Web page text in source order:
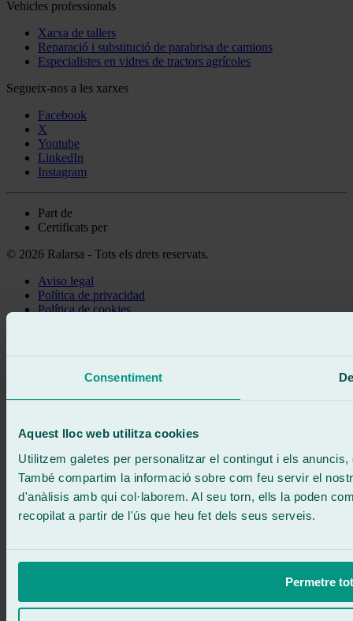
Consentiment
Aquest lloc web utilitza cookies
Utilitzem galetes per personalitzar el contingut i els
També compartim la informació sobre com feu servir el
d'anàlisis amb qui col·laborem. Al seu torn, ells la poden
recopilat a partir de l'ús que heu fet dels seus serveis.
Permetre
Vehicles professionals
Xarxa de tallers
Reparació i substitució de parabrisa de camions
Especialistes en vidres de tractors agrícoles
Segueix-nos a les xarxes
Facebook
X
Youtube
LinkedIn
Instagram
Part de
Certificats per
© 2026 Ralarsa - Tots els drets reservats.
Aviso legal
Política de privacidad
Política de cookies
Sense compromís
ATENCIÓ 24/7 Contacta'ns